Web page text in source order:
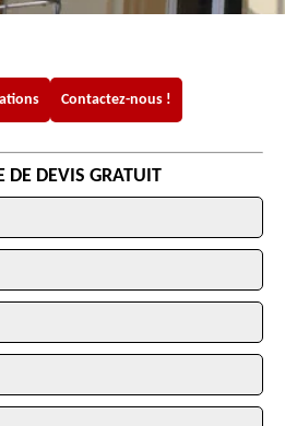
Contactez-nous !
DE DEVIS GRATUIT